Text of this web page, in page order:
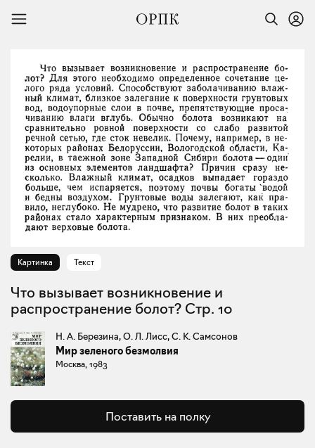
Картинка Текст
Что вызывает возникновение и
распространение болот? Стр. 10
Н. А. Березина, О. Л. Лисс, С. К. Самсонов
Мир зеленого безмолвия
Москва, 1983
Поставить на полку